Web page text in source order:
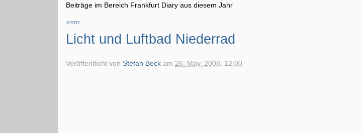
Beiträge im Bereich Frankfurt Diary aus diesem Jahr
STORY
Licht und Luftbad Niederrad
Veröffentlicht vonStefan Beck am 26. May. 2008, 12:00